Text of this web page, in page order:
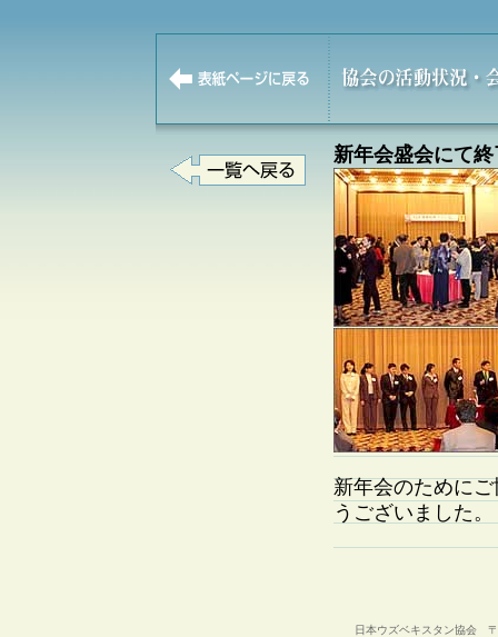
新年会盛会にて
新年会のために
うございました。
日本ウズベキスタン協会